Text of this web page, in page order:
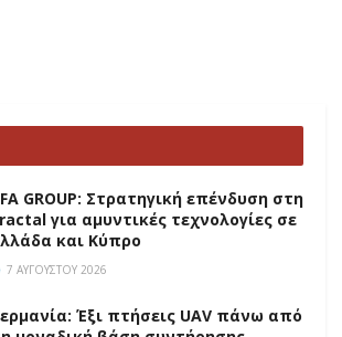
GROUP: Στρατηγική επένδυση στη
για αμυντικές τεχνολογίες σε
και Κύπρο
7 ΑΥΓΟΎΣΤΟΥ 2026
Έξι πτήσεις UAV πάνω από